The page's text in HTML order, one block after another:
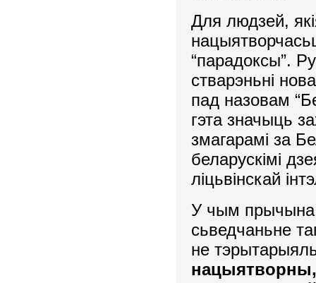
Для людзей,
“парадоксы”.
стварэньні
пад назовам
гэта значыць
змагарамі за
беларускімі
ліцьвінскай
У чым прычына
сьведчаньне
не